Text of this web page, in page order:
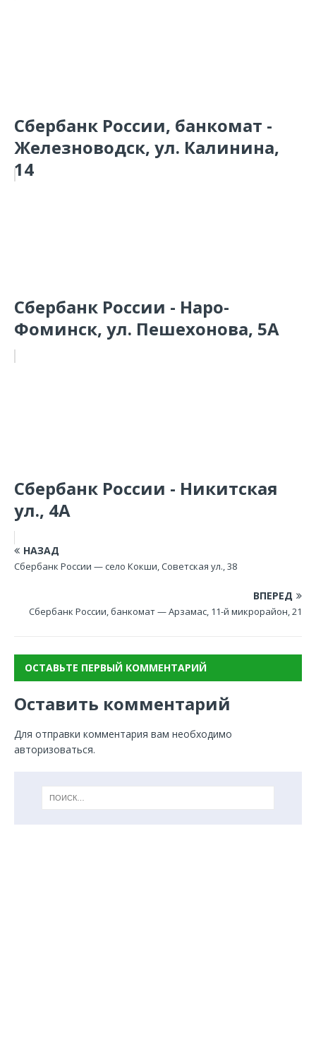
Сбербанк России, банкомат -
Железноводск, ул. Калинина,
14
Сбербанк России - Наро-
Фоминск, ул. Пешехонова, 5А
Сбербанк России - Никитская
ул., 4А
НАЗАД
Сбербанк России — село Кокши, Советская ул., 38
ВПЕРЕД
Сбербанк России, банкомат — Арзамас, 11-й микрорайон, 21
ОСТАВЬТЕ ПЕРВЫЙ КОММЕНТАРИЙ
Оставить комментарий
Для отправки комментария вам необходимо
авторизоваться.